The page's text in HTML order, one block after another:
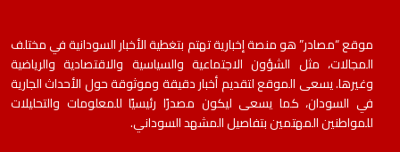
موقع “مصادر” هو منصة إخبارية تهتم بتغطية الأخبار السودانية في مختلف
المجالات، مثل الشؤون الاجتماعية والسياسية والاقتصادية والرياضية
وغيرها. يسعى الموقع لتقديم أخبار دقيقة وموثوقة حول الأحداث الجارية
في السودان، كما يسعى ليكون مصدرًا رئيسيًا للمعلومات والتحليلات
للمواطنين المهتمين بتفاصيل المشهد السوداني.